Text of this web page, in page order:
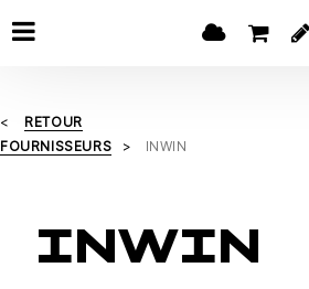
RETOUR
FOURNISSEURS
INWIN
INWIN